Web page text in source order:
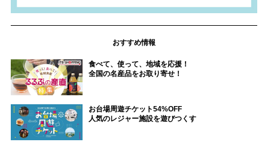
おすすめ情報
食べて、使って、地域を応援！
全国の名産品をお取り寄せ！
お台場周遊チケット54%OFF
人気のレジャー施設を遊びつくす